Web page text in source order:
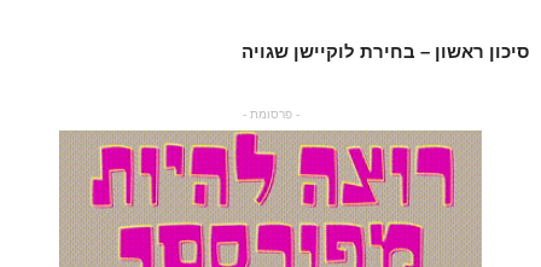
סיכון ראשון – בחירת לוקיישן שגויה
- פרסומת -